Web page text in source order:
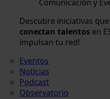
Comunicación y
Descubre iniciativas que
conectan talentos en
impulsan tu red!
Eventos
Noticias
Podcast
Observatorio